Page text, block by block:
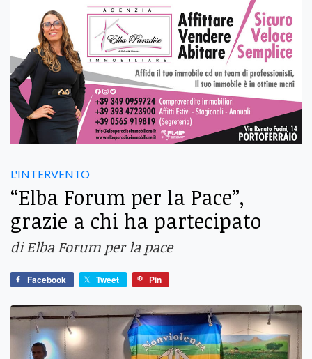
L'INTERVENTO
“Elba Forum per la Pace”,
grazie a chi ha partecipato
di Elba Forum per la pace
Facebook Tweet Pin